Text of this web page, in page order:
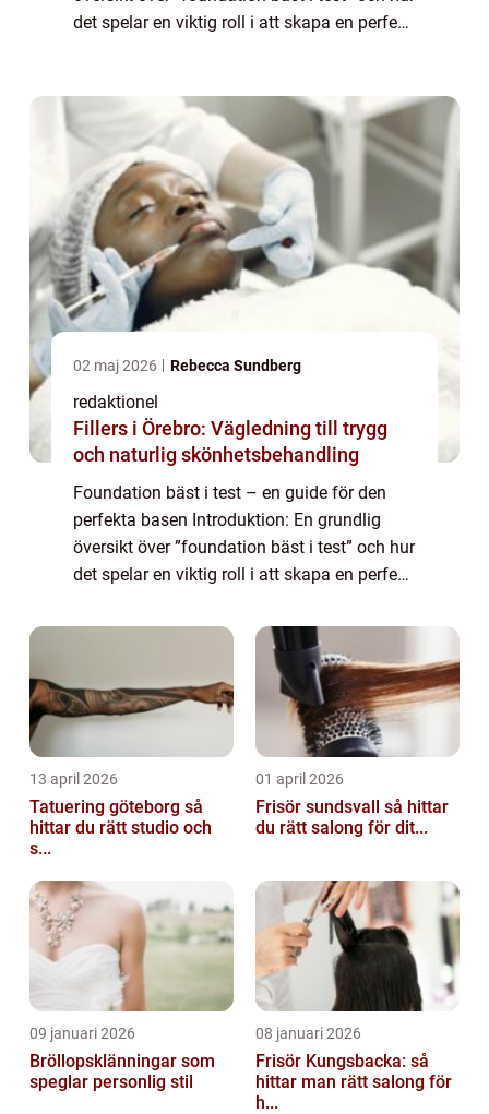
det spelar en viktig roll i att skapa en perfekt
02 maj 2026 Rebecca Sundberg
redaktionel
Fillers i Örebro: Vägledning till trygg
och naturlig skönhetsbehandling
Foundation bäst i test – en guide för den
perfekta basen Introduktion: En grundlig
översikt över ”foundation bäst i test” och hur
det spelar en viktig roll i att skapa en perfekt
i t...
13 april 2026
Tatuering göteborg så
hittar du rätt studio och
s...
01 april 2026
Frisör sundsvall så hittar
du rätt salong för dit...
09 januari 2026
Bröllopsklänningar som
speglar personlig stil
08 januari 2026
Frisör Kungsbacka: så
hittar man rätt salong för
h...